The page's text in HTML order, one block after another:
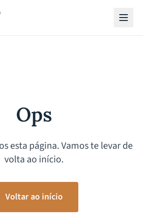
Ops
esta página. Vamos te levar de
volta ao início.
Voltar ao início